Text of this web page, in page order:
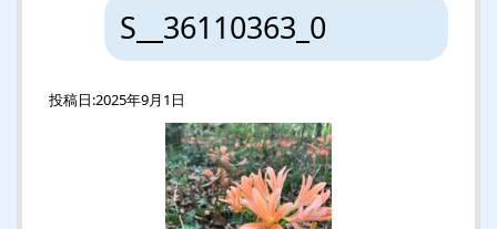
S__36110363_0
投稿日:2025年9月1日